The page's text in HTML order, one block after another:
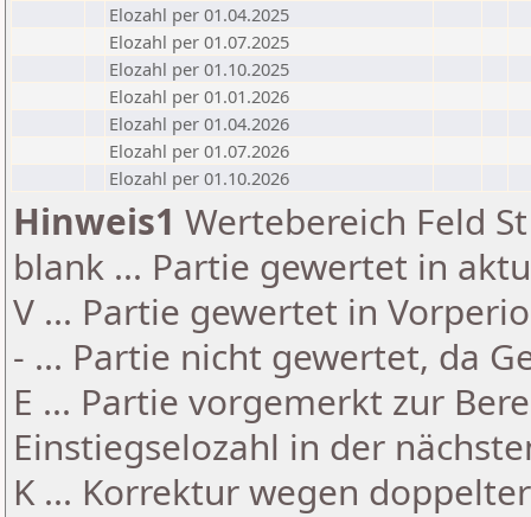
Elozahl per 01.04.2025
Elozahl per 01.07.2025
Elozahl per 01.10.2025
Elozahl per 01.01.2026
Elozahl per 01.04.2026
Elozahl per 01.07.2026
Elozahl per 01.10.2026
Hinweis1 Wertebereich Feld
blank ... Partie gewertet in
V ... Partie gewertet in
- ... Partie nicht gewertet, da
E ... Partie vorgemerkt zur
Einstiegselozahl in der
K ... Korrektur wegen